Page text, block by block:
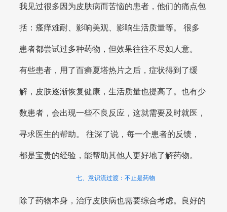
我见过很多因为皮肤病而苦恼的患者，他们的痛点包
括：瘙痒难耐、影响美观、影响生活质量等。 很多
患者都尝试过多种药物，但效果往往不尽如人意。
有些患者，用了百癣夏塔热片之后，症状得到了缓
解，皮肤逐渐恢复健康，生活质量也提高了。也有少
数患者，会出现一些不良反应，这就需要及时就医，
寻求医生的帮助。 往深了说，每一个患者的反馈，
都是宝贵的经验，能帮助其他人更好地了解药物。
七、意识流过渡：不止是药物
除了药物本身，治疗皮肤病也需要综合考虑。良好的